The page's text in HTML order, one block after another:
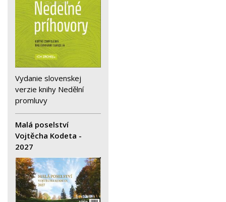
Vydanie slovenskej
verzie knihy Nedělní
promluvy
Malá poselství
Vojtěcha Kodeta -
2027